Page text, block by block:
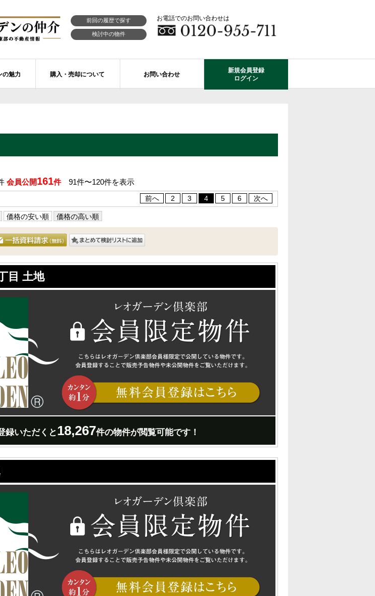
前回の履歴で探す
検討中の物件
お電話でのお問い合わせは
オガーデン船橋 大楠の杜
ガーデン成田公津 煌羅の杜 レオガーデン成田 寛朝の杜
お預かりしている物件
オガーデン倶楽部について
の魅力
自由設計・建築設計
購入・売却について お問い合わせ
新規会員登録
ログイン
会員公開161件91件〜120件を表示
前へ 2 3 4 5 6 次へ
価格の安い順 価格の高い順
目 土地
録いただくと18,267件の物件が閲覧可能です！